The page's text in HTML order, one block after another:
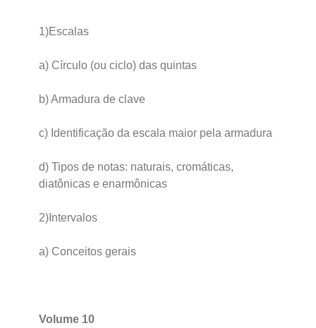
1)Escalas
a) Círculo (ou ciclo) das quintas
b) Armadura de clave
c) Identificação da escala maior pela armadura
d) Tipos de notas: naturais, cromáticas,
diatônicas e enarmônicas
2)Intervalos
a) Conceitos gerais
Volume 10